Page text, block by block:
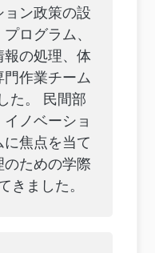
ョン政策の設
ログラム、
の処理、体
作業チーム
た。 民間部
ノベーショ
焦点を当て
ための学際
きました。